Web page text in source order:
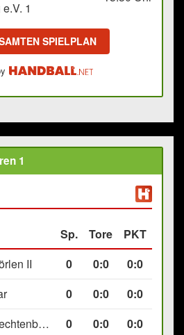
1
SPIELPLAN
1
Sp. Tore
PKT
II 0 0:0
0:0
0 0:0
0:0
MSG Rechtenbach/Wetzlar II 0 0:0
0:0